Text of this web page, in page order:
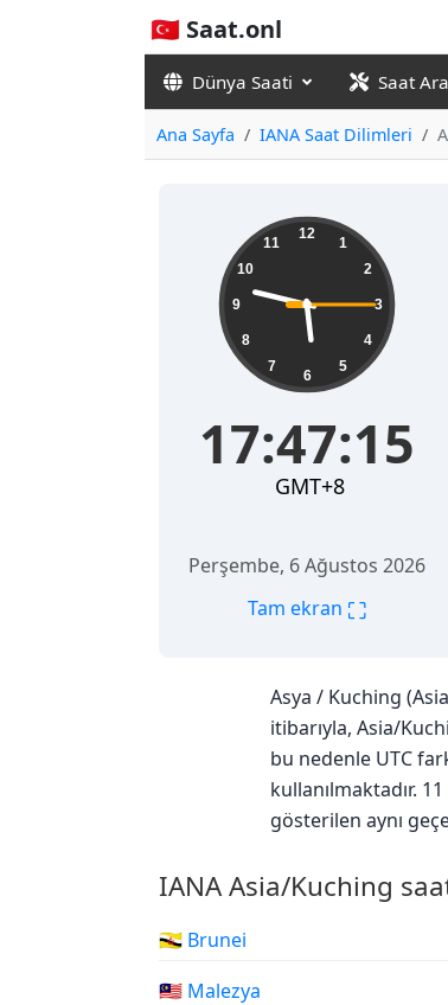
🇹🇷 Saat.onl
Dünya Saati Saat
Ana Sayfa IANA Saat Dilimleri
17:47:16 12
1
2
3
4
5
6
7
8
9
10
11
17:47:16
GMT+8
Perşembe, 6 Ağustos 2026
Tam ekran ⛶
Asya / Kuching
itibarıyla, Asia/
bu nedenle UTC
kullanılmaktadır.
gösterilen aynı
IANA Asia/Kuching
🇧🇳 Brunei
🇲🇾 Malezya